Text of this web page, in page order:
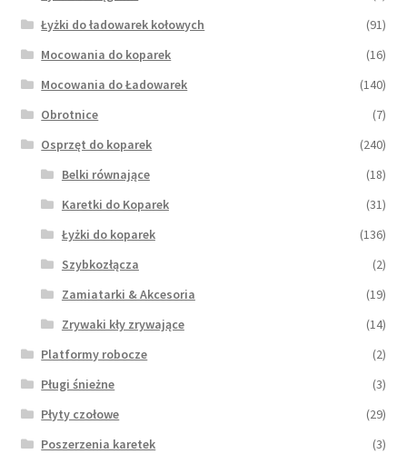
Łyżki do ładowarek kołowych
(91)
Mocowania do koparek
(16)
Mocowania do Ładowarek
(140)
Obrotnice
(7)
Osprzęt do koparek
(240)
Belki równające
(18)
Karetki do Koparek
(31)
Łyżki do koparek
(136)
Szybkozłącza
(2)
Zamiatarki & Akcesoria
(19)
Zrywaki kły zrywające
(14)
Platformy robocze
(2)
Pługi śnieżne
(3)
Płyty czołowe
(29)
Poszerzenia karetek
(3)